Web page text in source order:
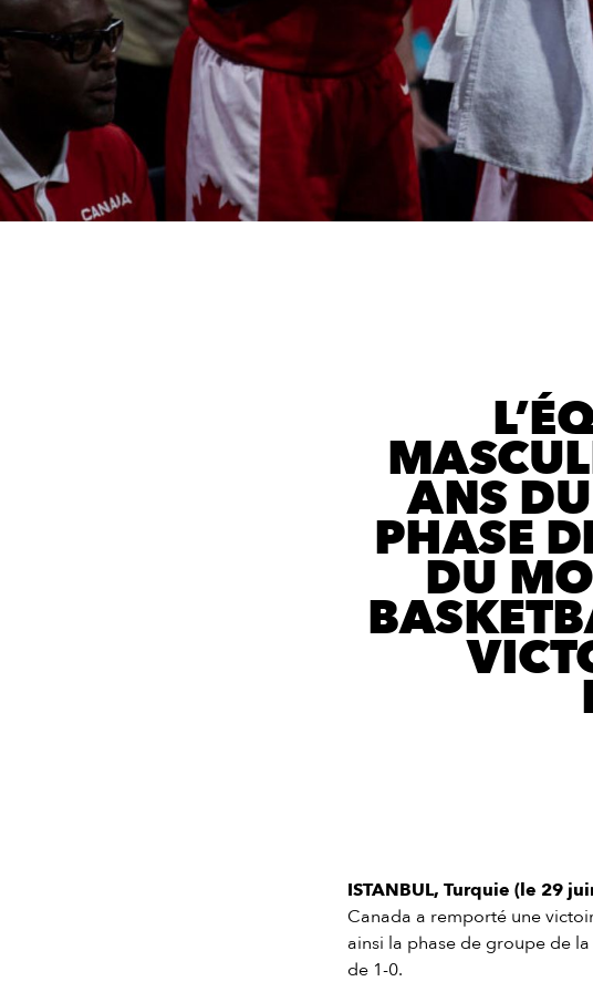
ANS
PHASE
DU
ISTANBUL, Turquie (le 29
Canada a remporté une
ainsi la phase de groupe de
de 1-0.